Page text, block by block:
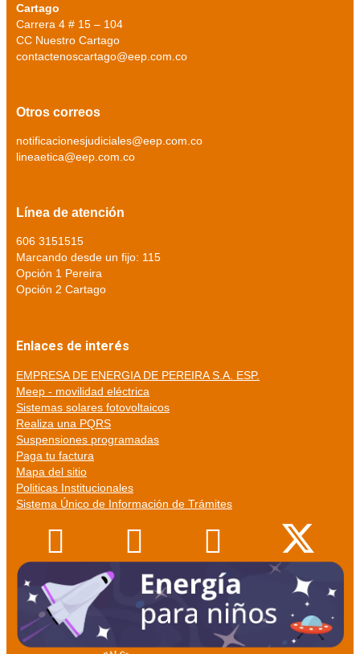
Cartago
Carrera 4 # 15 – 104
CC Nuestro Cartago
contactenoscartago@eep.com.co
Otros correos
notificacionesjudiciales@eep.com.co
lineaetica@eep.com.co
Línea de atención
606 3151515
Marcando desde un fijo: 115
Opción 1 Pereira
Opción 2 Cartago
Enlaces de interés
EMPRESA DE ENERGIA DE PEREIRA S.A. ESP.
Meep - movilidad eléctrica
Sistemas solares fotovoltaicos
Realiza una PQRS
Suspensiones programadas
Paga tu factura
Mapa del sitio
Politicas Institucionales
Sistema Único de Información de Trámites